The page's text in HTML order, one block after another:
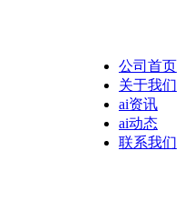
公司首页
关于我们
ai资讯
ai动态
联系我们